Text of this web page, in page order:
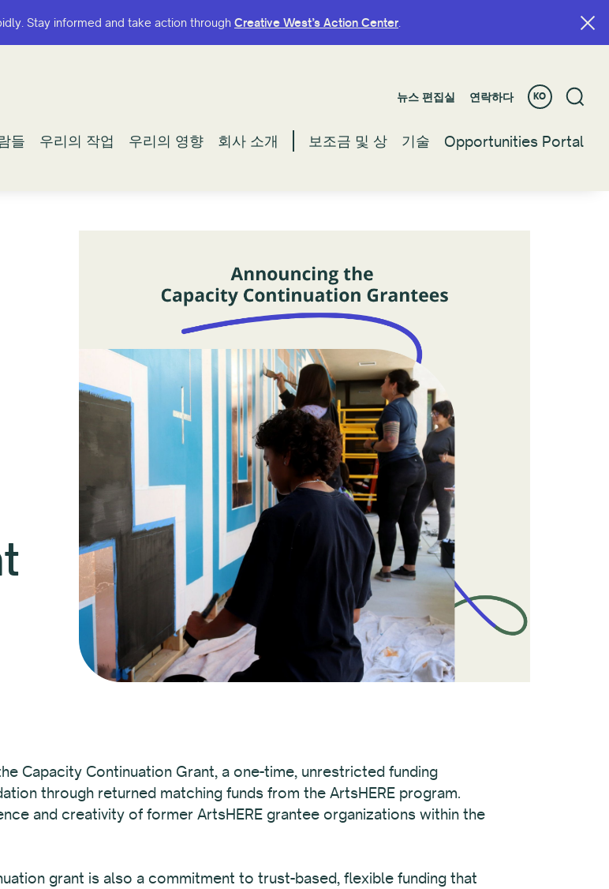
Stay informed and take action through Creative West’s Action Center.
뉴스 편집실 연락하다 KO
들 우리의 작업 우리의 영향 회사 소개 보조금 및 상 기술 Opportunities Portal
Stay informed and take action through Creative West’s Action Center.
뉴스 편집실 연락하다 KO
들 우리의 작업 우리의 영향 회사 소개 보조금 및 상 기술 Opportunities Portal
Capacity Continuation Grant, a one-time, unrestricted funding
through returned matching funds from the ArtsHERE program.
and creativity of former ArtsHERE grantee organizations within the
grant is also a commitment to trust-based, flexible funding that